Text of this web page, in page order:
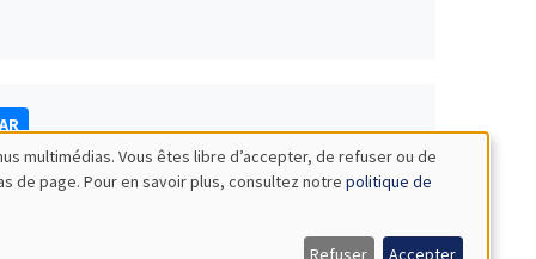
multimédias. Vous êtes libre d’accepter, de refuser ou de
de page. Pour en savoir plus, consultez notre politique de